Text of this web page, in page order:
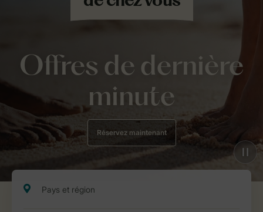
Offres de dernière
minute
Réservez maintenant